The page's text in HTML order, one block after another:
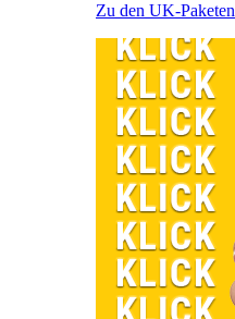
Zu den UK-Paketen